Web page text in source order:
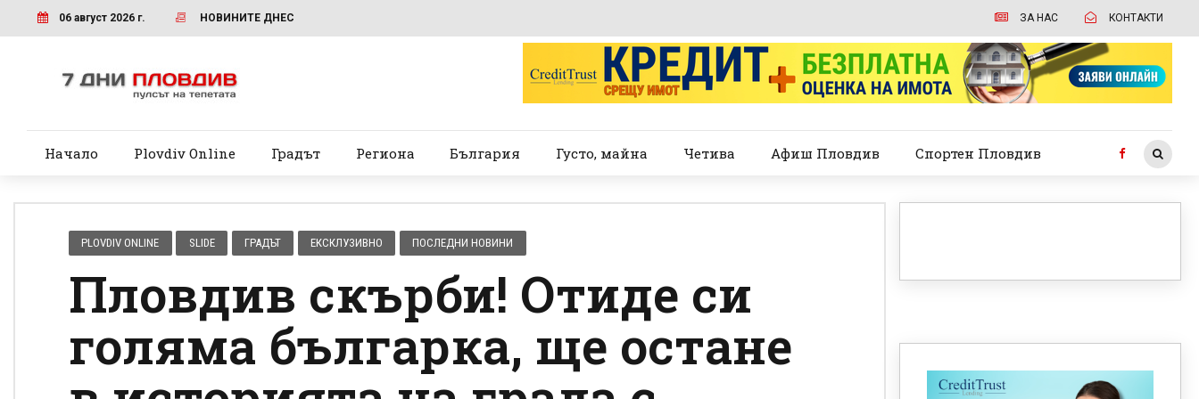
06 август 2026 г. НОВИНИТЕ ДНЕС ЗА НАС КОНТАКТИ
Начало Plovdiv Online Градът Региона България Густо, майна Четива Афиш Пловдив Спортен Пловдив
PLOVDIV ONLINE SLIDE ГРАДЪТ ЕКСКЛУЗИВНО ПОСЛЕДНИ НОВИНИ
Пловдив скърби! Отиде си
голяма българка, ще остане